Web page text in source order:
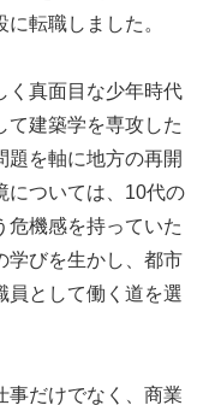
転職しました。
く真面目な少年時代
て建築学を専攻した
題を軸に地方の再開
については、10代の
危機感を持っていた
学びを生かし、都市
員として働く道を選
事だけでなく、商業